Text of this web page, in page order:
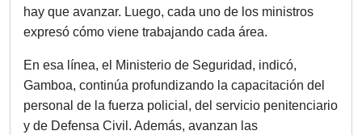
hay que avanzar. Luego, cada uno de los ministros
expresó cómo viene trabajando cada área.
En esa línea, el Ministerio de Seguridad, indicó,
Gamboa, continúa profundizando la capacitación del
personal de la fuerza policial, del servicio penitenciario
y de Defensa Civil. Además, avanzan las